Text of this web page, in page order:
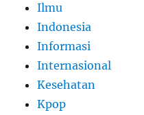
Ilmu
Indonesia
Informasi
Internasional
Kesehatan
Kpop